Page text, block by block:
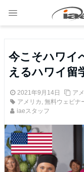
今こそハワイ
えるハワイ留
2021年9月14日 ア
アメリカ , 無料ウェビナ
iaeスタッフ